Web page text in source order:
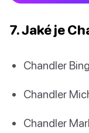
7. Jaké je
Chandler Bing
Chandler
Chandler